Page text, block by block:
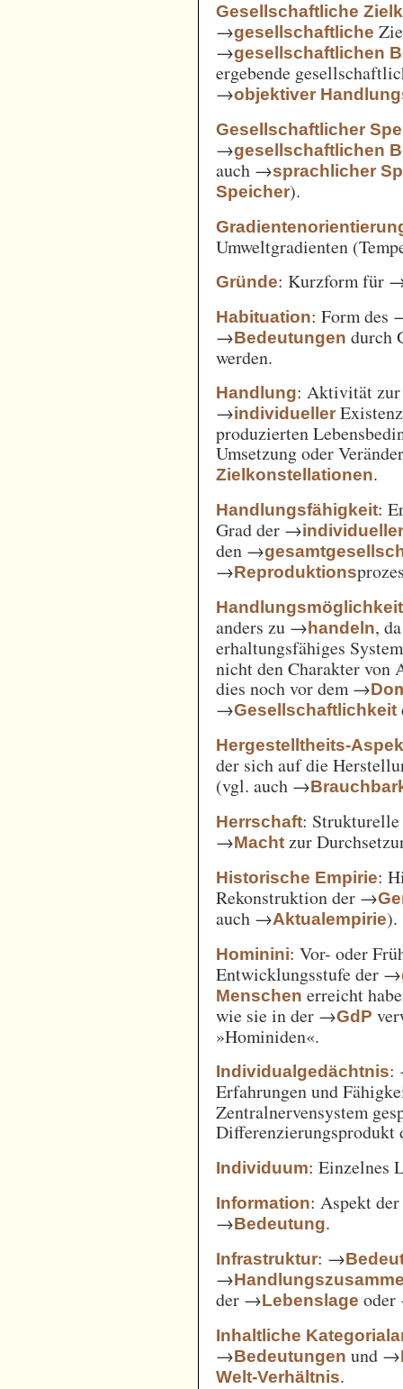
Gesellschaftliche
→gesellschaftliche
→gesellschaftlichen
ergebende
→objektiver
Gesellschaftlicher
→gesellschaftlichen
auch →sprachlicher
Speicher).
Umweltgradienten
Gründe: Kurzform für
Habituation: Form des
→Bedeutungen durch
werden.
Handlung: Aktivität zur
→individueller
produzierten
Umsetzung oder
Zielkonstellationen.
Handlungsfähigkeit:
Grad der →
den →
→Reproduktions
Handlungsmöglichkeit
anders zu →handeln,
erhaltungsfähiges
nicht den Charakter von
dies noch vor dem →
→Gesellschaftlichkeit
Hergestelltheits-
der sich auf die
(vgl. auch →
Herrschaft: Strukturelle
→Macht zur
Historische Empirie:
Rekonstruktion der →
auch →Aktualempirie).
Hominini: Vor- oder
Entwicklungsstufe der →
Menschen erreicht
wie sie in der →GdP
»Hominiden«.
Individualgedächtnis:
Erfahrungen und
Zentralnervensystem
Individuum: Einzelnes
Information: Aspekt
→Bedeutung.
Infrastruktur: →
→
der →Lebenslage
Inhaltliche
→Bedeutungen und →
Welt-Verhältnis.